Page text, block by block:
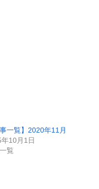
事一覧】2020年11月
10月1日
覧